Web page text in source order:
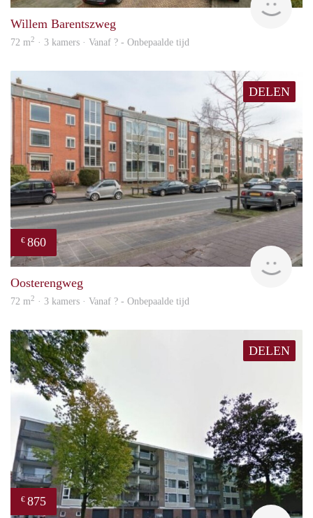
Willem Barentszweg
72 m2 · 3 kamers · Vanaf ? - Onbepaalde tijd
DELEN
€ 860
rent
Oosterengweg
72 m2 · 3 kamers · Vanaf ? - Onbepaalde tijd
DELEN
€ 875